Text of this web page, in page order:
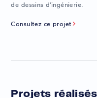
de dessins d'ingénierie.
Consultez ce projet
Projets réalisés